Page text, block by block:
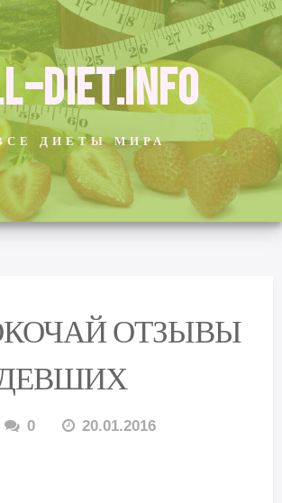
DIET.INFO
ДИЕТЫ МИРА
ОТЗЫВЫ
0
20.01.2016